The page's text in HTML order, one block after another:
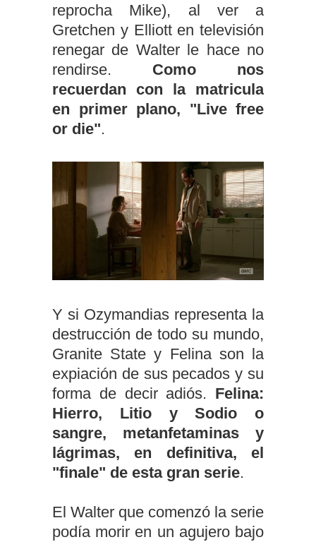
reprocha Mike), al ver a
Gretchen y Elliott en televisión
renegar de Walter le hace no
rendirse. Como nos
recuerdan con la matricula
en primer plano, "Live free
or die".
Y si Ozymandias representa la
destrucción de todo su mundo,
Granite State y Felina son la
expiación de sus pecados y su
forma de decir adiós. Felina:
Hierro, Litio y Sodio o
sangre, metanfetaminas y
lágrimas, en definitiva, el
"finale" de esta gran serie.
El Walter que comenzó la serie
podía morir en un agujero bajo